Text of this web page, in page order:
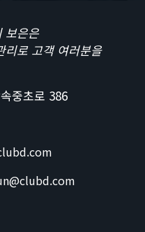
보은은
리로 고객 여러분을
중초로 386